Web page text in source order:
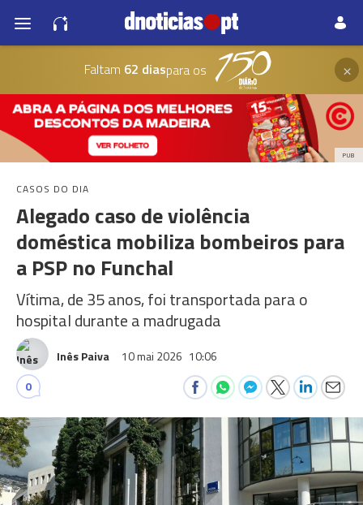
Faltam 62 diaspara os ×
PUB
CASOS DO DIA
Alegado caso de violência
doméstica mobiliza bombeiros para
a PSP no Funchal
Vítima, de 35 anos, foi transportada para o
hospital durante a madrugada
Inês Paiva 10 mai 2026 10:06
0